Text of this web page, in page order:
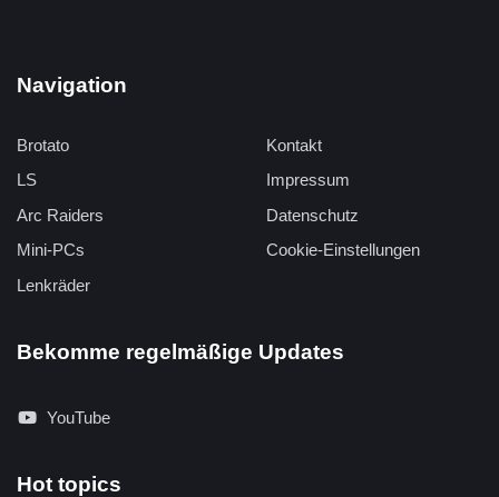
Navigation
Brotato
LS
Arc Raiders
Mini-PCs
Lenkräder
Kontakt
Impressum
Datenschutz
Cookie-Einstellungen
Bekomme regelmäßige Updates
YouTube
Hot topics